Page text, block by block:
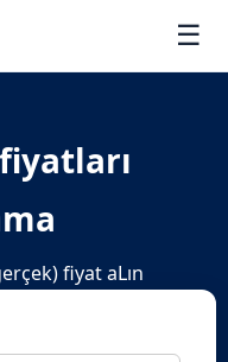
☰
fiyat aLın